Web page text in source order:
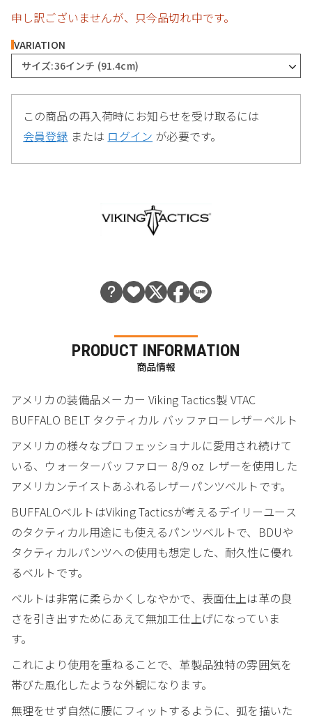
申し訳ございませんが、只今品切れ中です。
VARIATION
サイズ:36インチ (91.4cm)
この商品の再入荷時にお知らせを受け取るには
会員登録 または ログイン が必要です。
PRODUCT INFORMATION
商品情報
アメリカの装備品メーカー Viking Tactics製 VTAC
BUFFALO BELT タクティカル バッファローレザーベルト
アメリカの様々なプロフェッショナルに愛用され続けて
いる、ウォーターバッファロー 8/9 oz レザーを使用した
アメリカンテイストあふれるレザーパンツベルトです。
BUFFALOベルトはViking Tacticsが考えるデイリーユース
のタクティカル用途にも使えるパンツベルトで、BDUや
タクティカルパンツへの使用も想定した、耐久性に優れ
るベルトです。
ベルトは非常に柔らかくしなやかで、表面仕上は革の良
さを引き出すためにあえて無加工仕上げになっていま
す。
これにより使用を重ねることで、革製品独特の雰囲気を
帯びた風化したような外観になります。
無理をせず自然に腰にフィットするように、弧を描いた